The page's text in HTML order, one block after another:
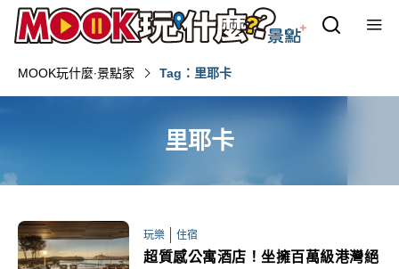
MOOK玩什麼‧景點家 Tag：里耶卡
里耶卡
玩樂 住宿
超質感公寓酒店！坐擁百萬級港灣絕